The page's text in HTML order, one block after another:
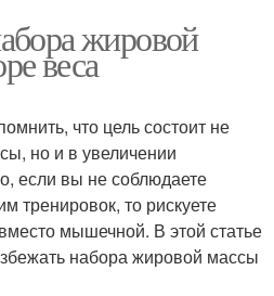
жировой
веса
что цель состоит не
но и в увеличении
если вы не соблюдаете
тренировок, то рискуете
мышечной. В этой статье
набора жировой массы